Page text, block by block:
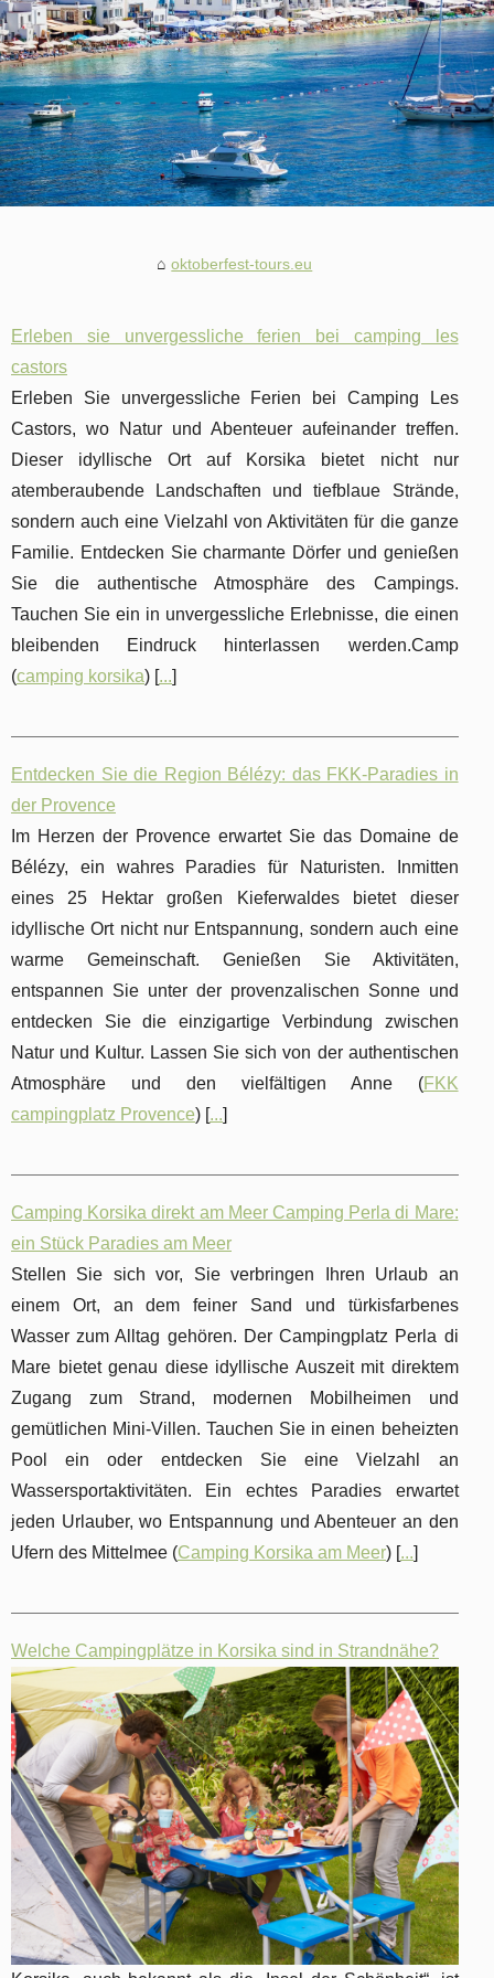
oktoberfest-tours.eu
Erleben sie unvergessliche ferien bei camping les
castors
Erleben Sie unvergessliche Ferien bei Camping Les
Castors, wo Natur und Abenteuer aufeinander treffen.
Dieser idyllische Ort auf Korsika bietet nicht nur
atemberaubende Landschaften und tiefblaue Strände,
sondern auch eine Vielzahl von Aktivitäten für die ganze
Familie. Entdecken Sie charmante Dörfer und genießen
Sie die authentische Atmosphäre des Campings.
Tauchen Sie ein in unvergessliche Erlebnisse, die einen
bleibenden Eindruck hinterlassen werden.Camp
(camping korsika) [...]
Entdecken Sie die Region Bélézy: das FKK-Paradies in
der Provence
Im Herzen der Provence erwartet Sie das Domaine de
Bélézy, ein wahres Paradies für Naturisten. Inmitten
eines 25 Hektar großen Kieferwaldes bietet dieser
idyllische Ort nicht nur Entspannung, sondern auch eine
warme Gemeinschaft. Genießen Sie Aktivitäten,
entspannen Sie unter der provenzalischen Sonne und
entdecken Sie die einzigartige Verbindung zwischen
Natur und Kultur. Lassen Sie sich von der authentischen
Atmosphäre und den vielfältigen Anne (FKK
campingplatz Provence) [...]
Camping Korsika direkt am Meer Camping Perla di Mare:
ein Stück Paradies am Meer
Stellen Sie sich vor, Sie verbringen Ihren Urlaub an
einem Ort, an dem feiner Sand und türkisfarbenes
Wasser zum Alltag gehören. Der Campingplatz Perla di
Mare bietet genau diese idyllische Auszeit mit direktem
Zugang zum Strand, modernen Mobilheimen und
gemütlichen Mini-Villen. Tauchen Sie in einen beheizten
Pool ein oder entdecken Sie eine Vielzahl an
Wassersportaktivitäten. Ein echtes Paradies erwartet
jeden Urlauber, wo Entspannung und Abenteuer an den
Ufern des Mittelmee (Camping Korsika am Meer) [...]
Welche Campingplätze in Korsika sind in Strandnähe?